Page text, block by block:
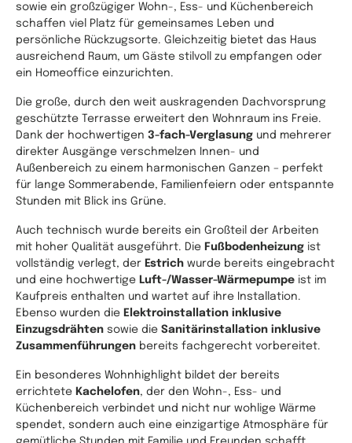
sowie ein großzügiger Wohn-, Ess- und Küchenbereich
schaffen viel Platz für gemeinsames Leben und
persönliche Rückzugsorte. Gleichzeitig bietet das Haus
ausreichend Raum, um Gäste stilvoll zu empfangen oder
ein Homeoffice einzurichten.
Die große, durch den weit auskragenden Dachvorsprung
geschützte Terrasse erweitert den Wohnraum ins Freie.
Dank der hochwertigen 3-fach-Verglasung und mehrerer
direkter Ausgänge verschmelzen Innen- und
Außenbereich zu einem harmonischen Ganzen – perfekt
für lange Sommerabende, Familienfeiern oder entspannte
Stunden mit Blick ins Grüne.
Auch technisch wurde bereits ein Großteil der Arbeiten
mit hoher Qualität ausgeführt. Die Fußbodenheizung ist
vollständig verlegt, der Estrich wurde bereits eingebracht
und eine hochwertige Luft-/Wasser-Wärmepumpe ist im
Kaufpreis enthalten und wartet auf ihre Installation.
Ebenso wurden die Elektroinstallation inklusive
Einzugsdrähten sowie die Sanitärinstallation inklusive
Zusammenführungen bereits fachgerecht vorbereitet.
Ein besonderes Wohnhighlight bildet der bereits
errichtete Kachelofen, der den Wohn-, Ess- und
Küchenbereich verbindet und nicht nur wohlige Wärme
spendet, sondern auch eine einzigartige Atmosphäre für